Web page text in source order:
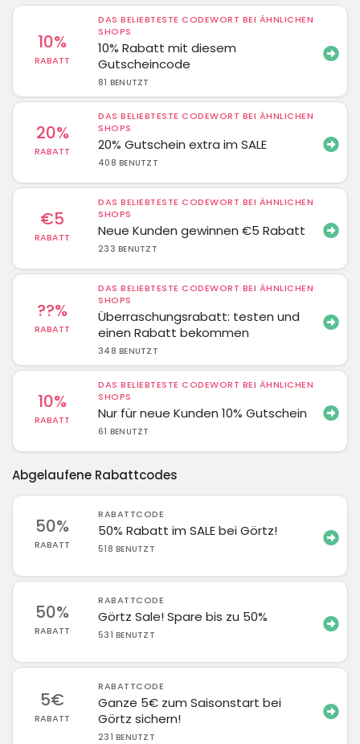
10%
RABATT
DAS BELIEBTESTE CODEWORT BEI ÄHNLICHEN
SHOPS
10% Rabatt mit diesem
Gutscheincode
81 BENUTZT
20%
RABATT
DAS BELIEBTESTE CODEWORT BEI ÄHNLICHEN
SHOPS
20% Gutschein extra im SALE
408 BENUTZT
€5
RABATT
DAS BELIEBTESTE CODEWORT BEI ÄHNLICHEN
SHOPS
Neue Kunden gewinnen €5 Rabatt
233 BENUTZT
??%
RABATT
DAS BELIEBTESTE CODEWORT BEI ÄHNLICHEN
SHOPS
Überraschungsrabatt: testen und
einen Rabatt bekommen
348 BENUTZT
10%
RABATT
DAS BELIEBTESTE CODEWORT BEI ÄHNLICHEN
SHOPS
Nur für neue Kunden 10% Gutschein
61 BENUTZT
Abgelaufene Rabattcodes
50%
RABATT
RABATTCODE
50% Rabatt im SALE bei Görtz!
518 BENUTZT
50%
RABATT
RABATTCODE
Görtz Sale! Spare bis zu 50%
531 BENUTZT
5€
RABATT
RABATTCODE
Ganze 5€ zum Saisonstart bei
Görtz sichern!
231 BENUTZT